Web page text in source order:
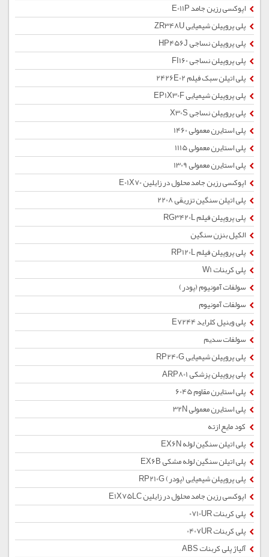
اپوکسی رزین جامد E011P
پلی پروپیلن شیمیایی ZR348U
پلی پروپیلن نساجی HP456J
پلی پروپیلن نساجی FI160
پلی اتیلن سبک فیلم 2426E02
پلی پروپیلن شیمیایی EP1X30F
پلی پروپیلن نساجی X30S
پلی استایرن معمولی 1460
پلی استایرن معمولی 1115
پلی استایرن معمولی 1309
اپوکسی رزین جامد محلول در زایلین E01X70
پلی اتیلن سنگین تزریقی 2208
پلی پروپیلن فیلم RG3420L
الکیل بنزن سنگین
پلی پروپیلن فیلم RP120L
پلی کربنات W1
سولفات آمونیوم (پودر)
سولفات آمونیوم
پلی وینیل کلراید E7244
سولفات سدیم
پلی پروپیلن شیمیایی RP240G
پلی پروپیلن پزشکی ARP801
پلی استایرن مقاوم 6045
پلی استایرن معمولی 32N
کود مایع ازته
پلی اتیلن سنگین لوله EX6N
پلی اتیلن سنگین لوله مشکی EX6B
پلی پروپیلن شیمیایی (پودر) RP210G
اپوکسی رزین جامد محلول در زایلین E1X75LC
پلی کربنات 0710UR
پلی کربنات 0407UR
آلیاژ پلی کربنات ABS